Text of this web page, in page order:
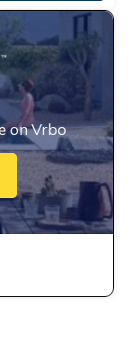
on Vrbo